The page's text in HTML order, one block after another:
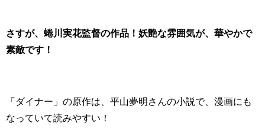
さすが、蜷川実花監督の作品！妖艶な雰囲気が、華やかで
素敵です！
「ダイナー」の原作は、平山夢明さんの小説で、漫画にも
なっていて読みやすい！